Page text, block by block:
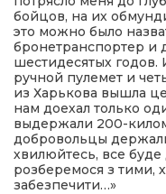
бойцов, на их
это можно было
бронетранспортер и
шестидесятых годов.
ручной пулемет и
из Харькова вышла
нам доехал только
выдержали 200-
добровольцы
хвилюйтесь, все буде
розберемося з тими,
забезпечити…»